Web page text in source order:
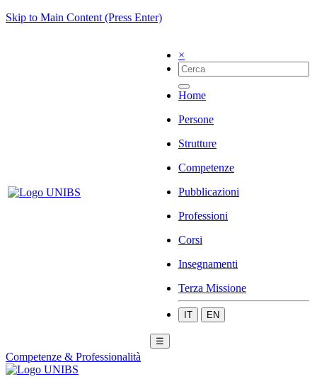
Skip to Main Content (Press Enter)
×
Home
Persone
Strutture
Competenze
Pubblicazioni
Professioni
Corsi
Insegnamenti
Terza Missione
IT EN
☰
Competenze & Professionalità